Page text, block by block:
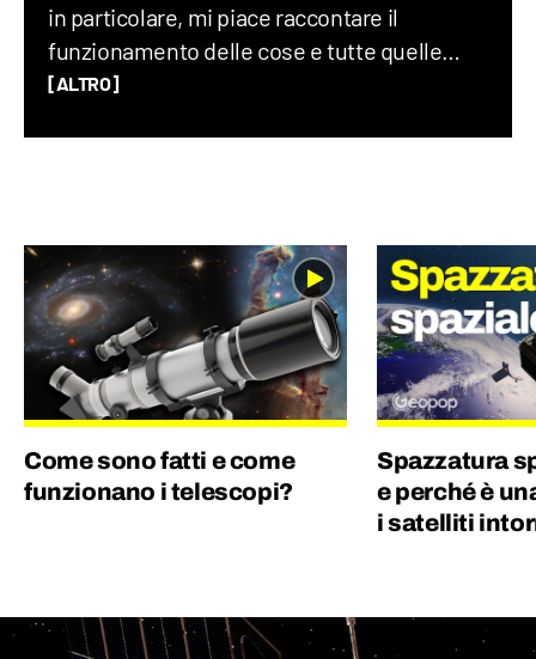
in particolare, mi piace raccontare il
funzionamento delle cose e tutte quelle
storie assurde (ma vere) che accadono nel
guardare film, andare ai concerti e
collezionare dischi in vinile.
[ALTRO]
Come sono fatti e come
funzionano i telescopi?
Spazzatura
e perché è
i satelliti